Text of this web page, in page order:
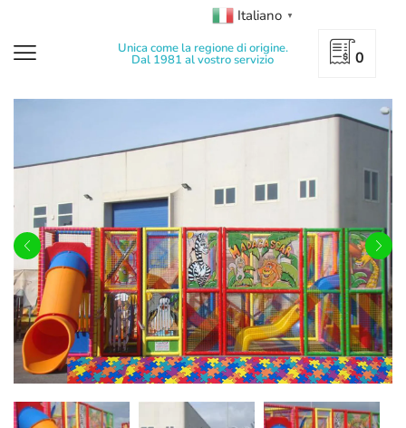
Italiano ▼
Unica come la regione di origine.
Dal 1981 al vostro servizio 0